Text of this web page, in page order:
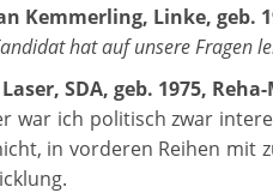
Kemmerling, Linke, geb.
hat auf unsere Fragen
SDA, geb. 1975,
war ich politisch zwar
in vorderen Reihen mit